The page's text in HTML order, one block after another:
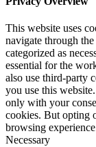
This website uses
navigate through
categorized as
essential for the
also use third-party
you use this
only with your
cookies. But opting
browsing
Necessary